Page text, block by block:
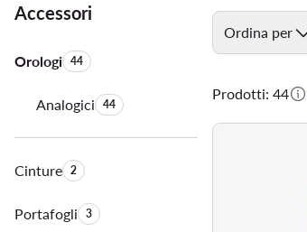
Accessori
OrologiQuantità di prodotti:
44
AnalogiciQuantità di prodotti:
44
CintureQuantità di prodotti:
2
PortafogliQuantità di prodotti:
3
Ordina per
Prodotti: 44